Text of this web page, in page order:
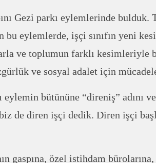
Gezi parkı eylemlerinde bulduk.
bu eylemlerde, işçi sınıfın yeni
ve toplumun farklı kesimleriyle
ve sosyal adalet için
eylemin bütününe “direniş” adını
de diren işçi dedik. Diren işçi
gaspına, özel istihdam